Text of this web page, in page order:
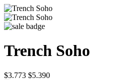
Trench Soho
$3.773 $5.390